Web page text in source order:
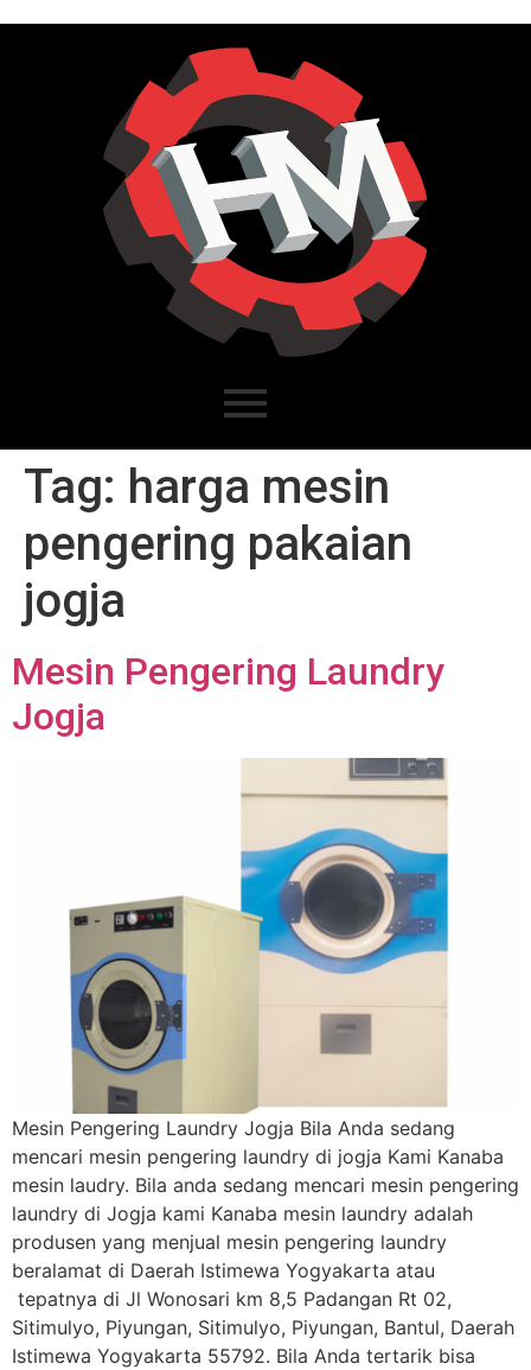
Tag: harga mesin
pengering pakaian
jogja
Mesin Pengering Laundry
Jogja
Mesin Pengering Laundry Jogja Bila Anda sedang
mencari mesin pengering laundry di jogja Kami Kanaba
mesin laudry. Bila anda sedang mencari mesin pengering
laundry di Jogja kami Kanaba mesin laundry adalah
produsen yang menjual mesin pengering laundry
beralamat di Daerah Istimewa Yogyakarta atau
tepatnya di Jl Wonosari km 8,5 Padangan Rt 02,
Sitimulyo, Piyungan, Sitimulyo, Piyungan, Bantul, Daerah
Istimewa Yogyakarta 55792. Bila Anda tertarik bisa